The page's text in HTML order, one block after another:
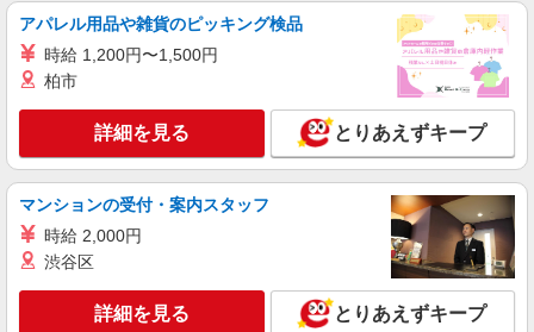
派遣社員
株式会社kotrio /●CB-H-1856294
八幡宿駅のシニアマンション▼フロアの巡回や
時給1600円〜2250円 ＜日払い有/週払い有/交
通費全支給(ガソリン代含む)＞
市原市 最寄り：八幡宿駅
キープ 詳細を見る
職業紹介
株式会社kotrio /●SW-S-2104169
アパレル用品や雑貨のピッキング検品
時給 1,200円〜1,500円
柏市
詳細を見る とりあえずキープ
マンションの受付・案内スタッフ
時給 2,000円
渋谷区
詳細を見る とりあえずキープ